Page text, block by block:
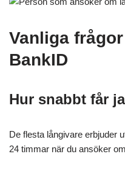
Vanliga
BankID
Hur snabbt får
De flesta långivare erbjuder
24 timmar när du ansöker